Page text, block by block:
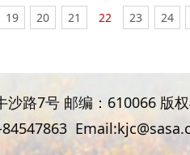
19 20 21 22 23 24
路7号 邮编：610066 版